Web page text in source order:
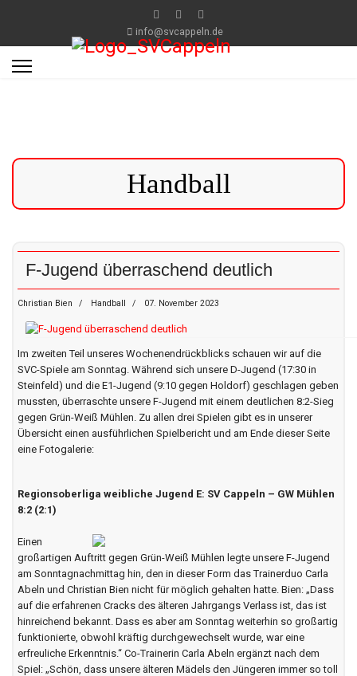
info@svcappeln.de
Handball
F-Jugend überraschend deutlich
Christian Bien Handball 07. November 2023
Im zweiten Teil unseres Wochenendrückblicks schauen wir auf die
SVC-Spiele am Sonntag. Während sich unsere D-Jugend (17:30 in
Steinfeld) und die E1-Jugend (9:10 gegen Holdorf) geschlagen geben
mussten, überraschte unsere F-Jugend mit einem deutlichen 8:2-Sieg
gegen Grün-Weiß Mühlen. Zu allen drei Spielen gibt es in unserer
Übersicht einen ausführlichen Spielbericht und am Ende dieser Seite
eine Fotogalerie:
Regionsoberliga weibliche Jugend E: SV Cappeln – GW Mühlen
8:2 (2:1)
Einen
großartigen Auftritt gegen Grün-Weiß Mühlen legte unsere F-Jugend
am Sonntagnachmittag hin, den in dieser Form das Trainerduo Carla
Abeln und Christian Bien nicht für möglich gehalten hatte. Bien: „Dass
auf die erfahrenen Cracks des älteren Jahrgangs Verlass ist, das ist
hinreichend bekannt. Dass es aber am Sonntag weiterhin so großartig
funktionierte, obwohl kräftig durchgewechselt wurde, war eine
erfreuliche Erkenntnis.“ Co-Trainerin Carla Abeln ergänzt nach dem
Spiel: „Schön, dass unsere älteren Mädels den Jüngeren immer so toll